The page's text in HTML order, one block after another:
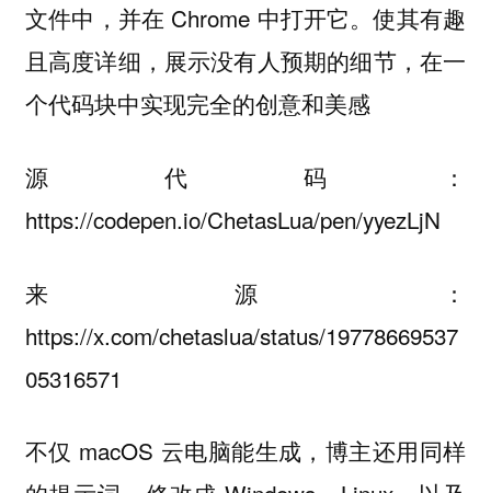
文件中，并在 Chrome 中打开它。使其有趣
且高度详细，展示没有人预期的细节，在一
个代码块中实现完全的创意和美感
源代码：
https://codepen.io/ChetasLua/pen/yyezLjN
来源：
https://x.com/chetaslua/status/19778669537
05316571
不仅 macOS 云电脑能生成，博主还用同样